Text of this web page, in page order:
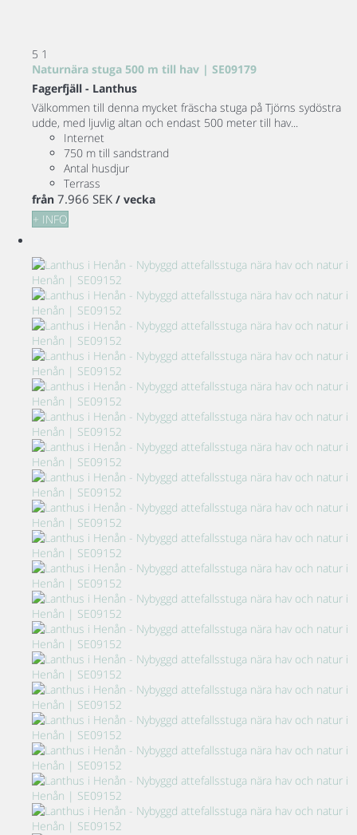
5 1
Naturnära stuga 500 m till hav | SE09179
Fagerfjäll - Lanthus
Välkommen till denna mycket fräscha stuga på Tjörns sydöstra
udde, med ljuvlig altan och endast 500 meter till hav...
Internet
750 m till sandstrand
Antal husdjur
Terrass
från 7.966 SEK / vecka
+ INFO